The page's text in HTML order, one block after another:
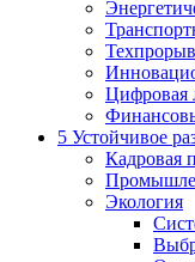
Техпрорыв
Цифровая
5 Устойчивое
Кадровая
Экология